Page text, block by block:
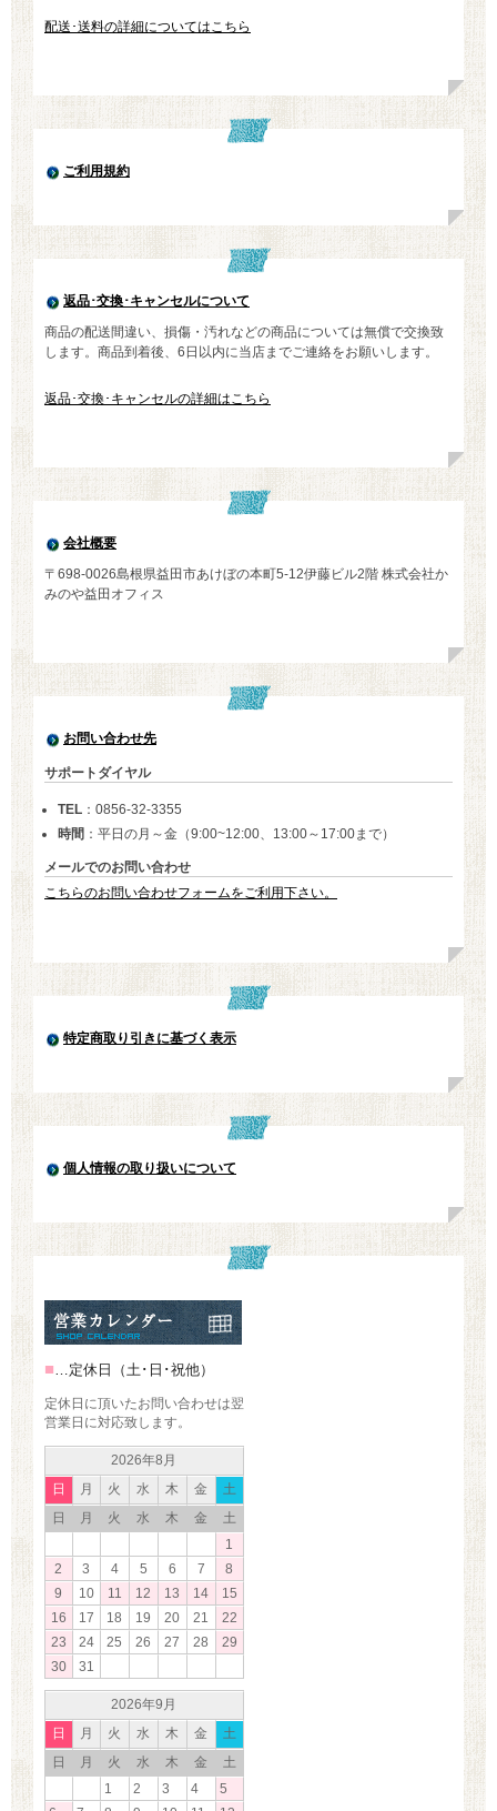
配送･送料の詳細についてはこちら
ご利用規約
返品･交換･キャンセルについて
商品の配送間違い、損傷・汚れなどの商品については無償で交換致
します。商品到着後、6日以内に当店までご連絡をお願いします。
返品･交換･キャンセルの詳細はこちら
会社概要
〒698-0026島根県益田市あけぼの本町5-12伊藤ビル2階 株式会社か
みのや益田オフィス
お問い合わせ先
サポートダイヤル
TEL：0856-32-3355
時間 ：平日の月～金（9:00~12:00、13:00～17:00まで）
メールでのお問い合わせ
こちらのお問い合わせフォームをご利用下さい。
特定商取り引きに基づく表示
個人情報の取り扱いについて